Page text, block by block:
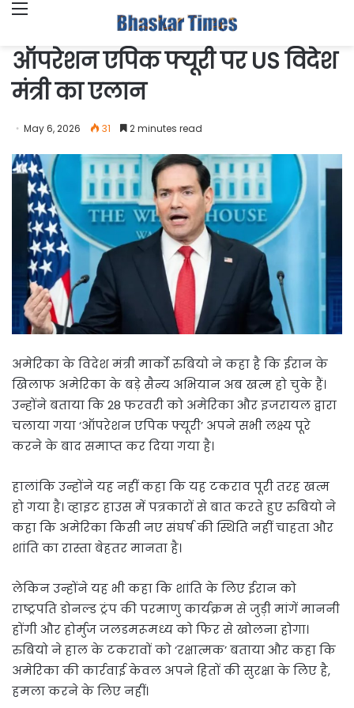
ऑपरेशन एपिक फ्यूरी पर US विदेश
मंत्री का एलान
May 6, 2026 31 2 minutes read
अमेरिका के विदेश मंत्री मार्को रुबियो ने कहा है कि ईरान के
खिलाफ अमेरिका के बड़े सैन्य अभियान अब खत्म हो चुके हैं।
उन्होंने बताया कि 28 फरवरी को अमेरिका और इजरायल द्वारा
चलाया गया ‘ऑपरेशन एपिक फ्यूरी’ अपने सभी लक्ष्य पूरे
करने के बाद समाप्त कर दिया गया है।
हालांकि उन्होंने यह नहीं कहा कि यह टकराव पूरी तरह खत्म
हो गया है। व्हाइट हाउस में पत्रकारों से बात करते हुए रुबियो ने
कहा कि अमेरिका किसी नए संघर्ष की स्थिति नहीं चाहता और
शांति का रास्ता बेहतर मानता है।
लेकिन उन्होंने यह भी कहा कि शांति के लिए ईरान को
राष्ट्रपति डोनल्ड ट्रंप की परमाणु कार्यक्रम से जुड़ी मांगें माननी
होंगी और होर्मुज जलडमरूमध्य को फिर से खोलना होगा।
रुबियो ने हाल के टकरावों को ‘रक्षात्मक’ बताया और कहा कि
अमेरिका की कार्रवाई केवल अपने हितों की सुरक्षा के लिए है,
हमला करने के लिए नहीं।